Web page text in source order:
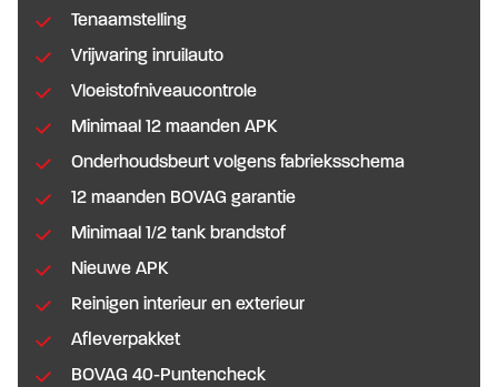
Tenaamstelling
Vrijwaring inruilauto
Vloeistofniveaucontrole
Minimaal 12 maanden APK
Onderhoudsbeurt volgens fabrieksschema
12 maanden BOVAG garantie
Minimaal 1/2 tank brandstof
Nieuwe APK
Reinigen interieur en exterieur
Afleverpakket
BOVAG 40-Puntencheck